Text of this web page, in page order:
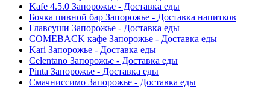
Kafe 4.5.0 Запорожье - Доставка еды
Бочка пивной бар Запорожье - Доставка напитков
Главсуши Запорожье - Доставка еды
COMEBACK кафе Запорожье - Доставка еды
Kari Запорожье - Доставка еды
Celentano Запорожье - Доставка еды
Pinta Запорожье - Доставка еды
Смачниссимо Запорожье - Доставка еды